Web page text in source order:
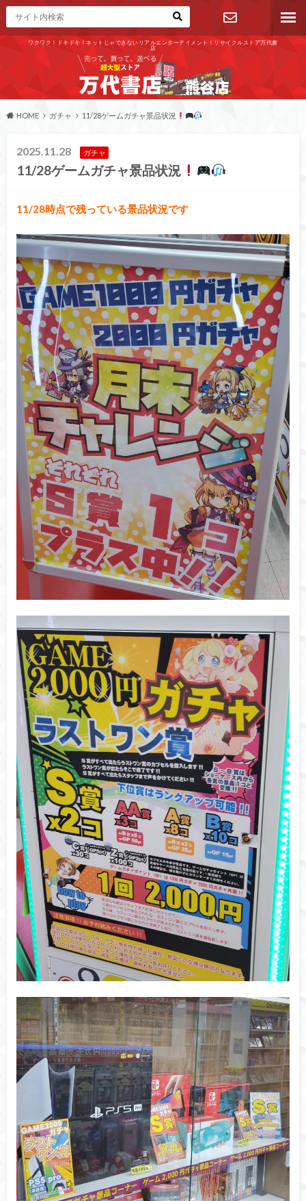
ワクワク！ドキドキ！ネットじゃできないリアルエンターテイメント！リサイクルストア万代書
店
お問い合わ
せ
HOME ガチャ 11/28ゲームガチャ景品状況
2025.11.28 ガチャ
11/28ゲームガチャ景品状況
11/28時点で残っている景品状況です